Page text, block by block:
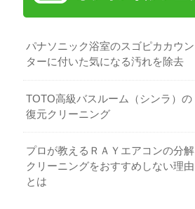
パナソニック浴室のスゴピカカウン
ターに付いた気になる汚れを除去
TOTO高級バスルーム（シンラ）の
復元クリーニング
プロが教えるＲＡＹエアコンの分解
クリーニングをおすすめしない理由
とは